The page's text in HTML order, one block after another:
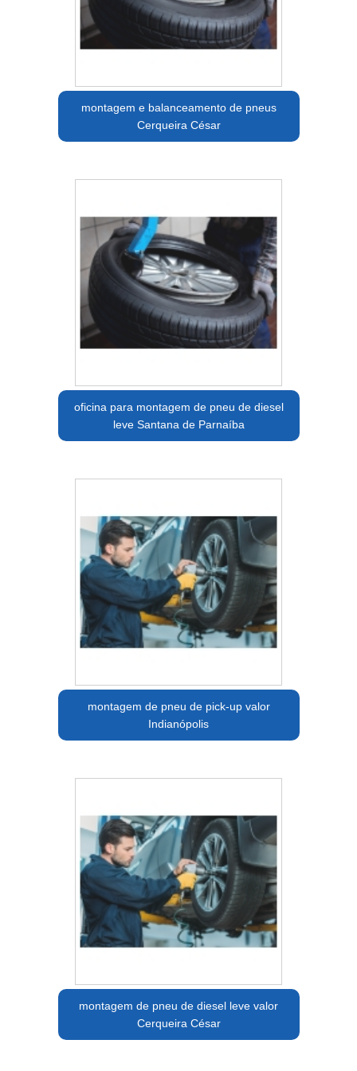
montagem e balanceamento de pneus
Cerqueira César
oficina para montagem de pneu de diesel
leve Santana de Parnaíba
montagem de pneu de pick-up valor
Indianópolis
montagem de pneu de diesel leve valor
Cerqueira César